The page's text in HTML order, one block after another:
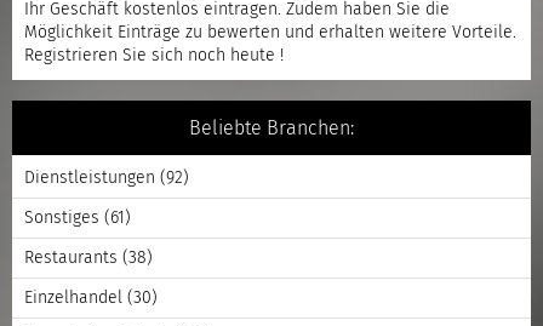
Ihr Geschäft kostenlos eintragen. Zudem haben Sie die
Möglichkeit Einträge zu bewerten und erhalten weitere Vorteile.
Registrieren Sie sich noch heute !
Beliebte Branchen:
Dienstleistungen (92)
Sonstiges (61)
Restaurants (38)
Einzelhandel (30)